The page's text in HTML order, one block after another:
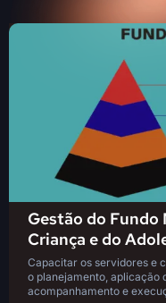
Gestão do Fundo
Criança e do
Capacitar os servidores e
o planejamento, aplicação
acompanhamento e